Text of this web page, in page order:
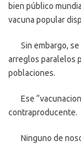
bien público
vacuna popular
Sin embargo, se
arreglos paralelos
poblaciones.
Ese
contraproducente.
Ninguno de